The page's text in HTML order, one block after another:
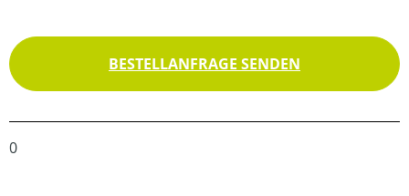
BESTELLANFRAGE SENDEN
0